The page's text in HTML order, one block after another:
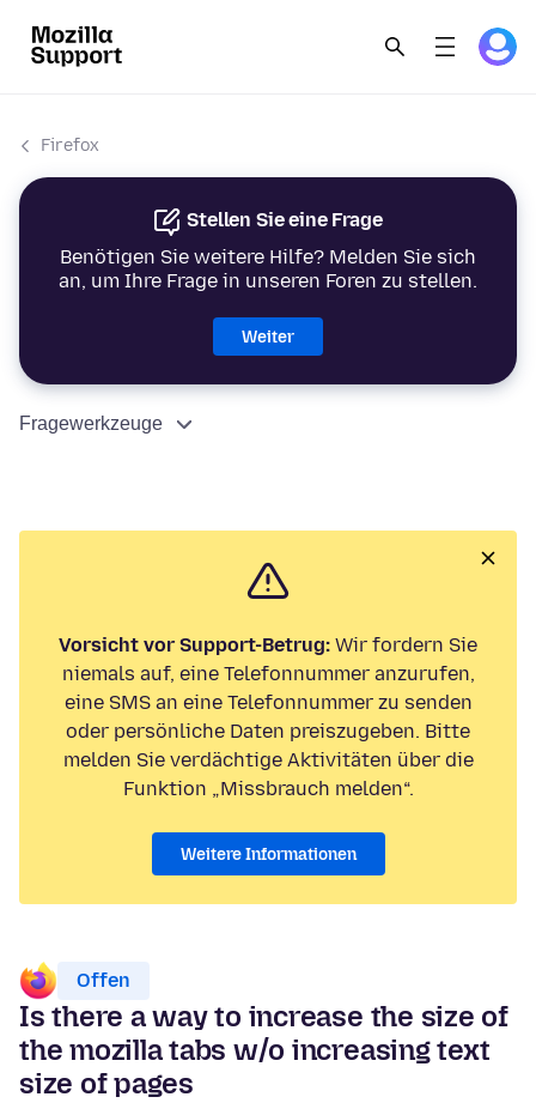
Firefox
Stellen Sie eine Frage
Benötigen Sie weitere Hilfe? Melden Sie sich
an, um Ihre Frage in unseren Foren zu stellen.
Weiter
Fragewerkzeuge
Vorsicht vor Support-Betrug: Wir fordern Sie
niemals auf, eine Telefonnummer anzurufen,
eine SMS an eine Telefonnummer zu senden
oder persönliche Daten preiszugeben. Bitte
melden Sie verdächtige Aktivitäten über die
Funktion „Missbrauch melden“.
Weitere Informationen
Offen
Is there a way to increase the size of
the mozilla tabs w/o increasing text
size of pages